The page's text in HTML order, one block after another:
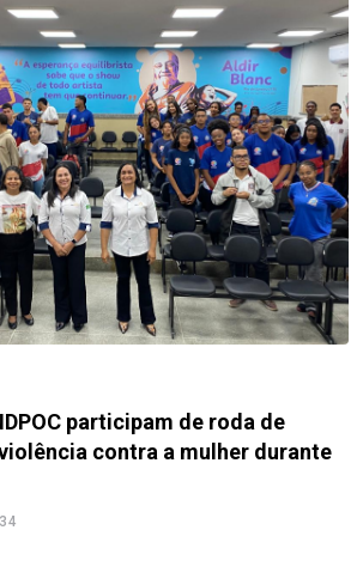
participam de roda de
contra a mulher durante